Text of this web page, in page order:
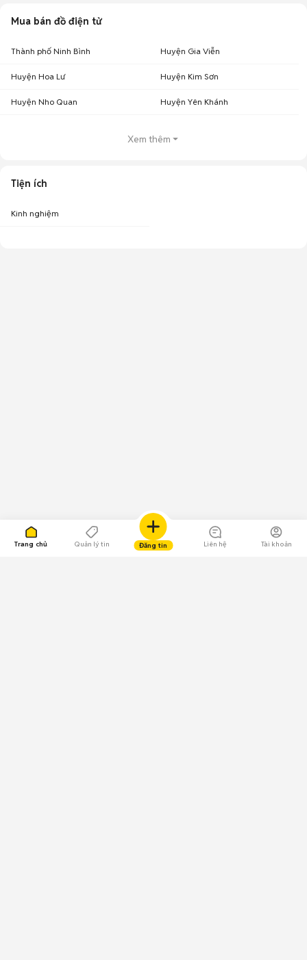
Trang chủ Quản lý tin Đăng tin Liên hệ Tài khoản
Mua bán đồ điện tử
Thành phố Ninh Bình Huyện Gia Viễn
Huyện Hoa Lư Huyện Kim Sơn
Huyện Nho Quan Huyện Yên Khánh
Xem thêm
Tiện ích
Kinh nghiệm